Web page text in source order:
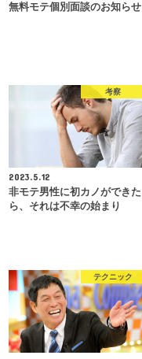
無料モテ個別面談のお知らせ
考察
2023.5.12
非モテ男性に初カノができた
ら、それは不幸の始まり
テクニック